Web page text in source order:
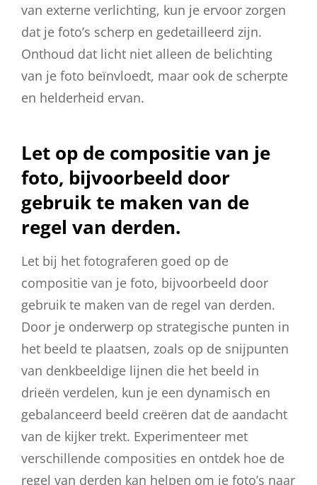
van externe verlichting, kun je ervoor zorgen
dat je foto’s scherp en gedetailleerd zijn.
Onthoud dat licht niet alleen de belichting
van je foto beïnvloedt, maar ook de scherpte
en helderheid ervan.
Let op de compositie van je
foto, bijvoorbeeld door
gebruik te maken van de
regel van derden.
Let bij het fotograferen goed op de
compositie van je foto, bijvoorbeeld door
gebruik te maken van de regel van derden.
Door je onderwerp op strategische punten in
het beeld te plaatsen, zoals op de snijpunten
van denkbeeldige lijnen die het beeld in
drieën verdelen, kun je een dynamisch en
gebalanceerd beeld creëren dat de aandacht
van de kijker trekt. Experimenteer met
verschillende composities en ontdek hoe de
regel van derden kan helpen om je foto’s naar